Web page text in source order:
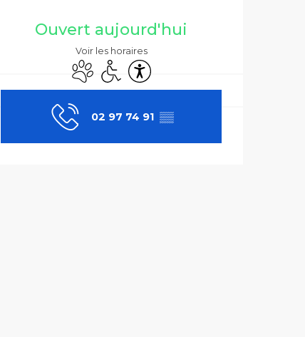
Ouverture et
Ouvert aujourd'hui
Voir les horaires
Animaux acceptés
Accès handicapés
Accessibilité
02 97 74 91 ▒▒